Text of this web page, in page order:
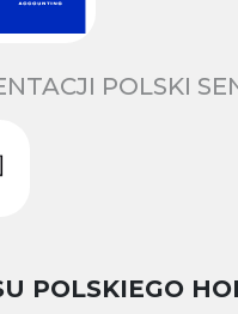
POLSKI
POLSKIEGO